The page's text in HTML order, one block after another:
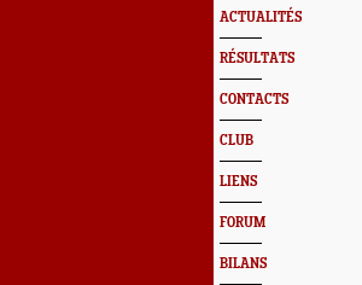
ACTUALITÉS
RÉSULTATS
CONTACTS
CLUB
LIENS
FORUM
BILANS